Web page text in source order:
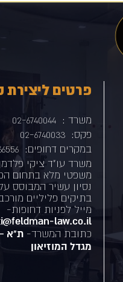
פרטים
משרד :
02-6740044
פקס:
02-6740033
במקרים דחופים:
משרד עו"ד ציקי
משפטי מלא בתחום
נסיון עשיר המבוסס
בתיקים פליליים
מייל לפניות דחופות-
law.co.il
כתובת המשרד-ת"א
מגדל המוזיאון